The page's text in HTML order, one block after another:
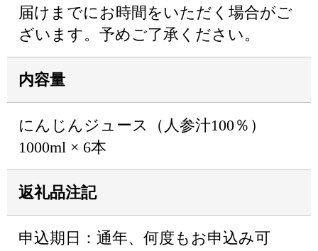
届けまでにお時間をいただく場合がご
ざいます。予めご了承ください。
内容量
にんじんジュース（人参汁100％）
1000ml × 6本
返礼品注記
申込期日：通年、何度もお申込み可